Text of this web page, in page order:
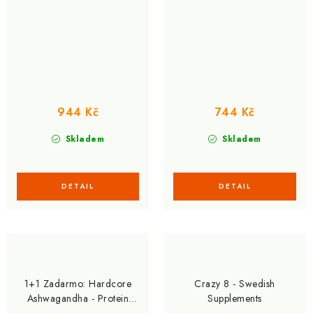
Skladem
944 Kč
Skladem
744 Kč
1+1 Zadarmo: Hardcore
Ashwagandha - Protein
Crazy 8 - Swedish
Supplements